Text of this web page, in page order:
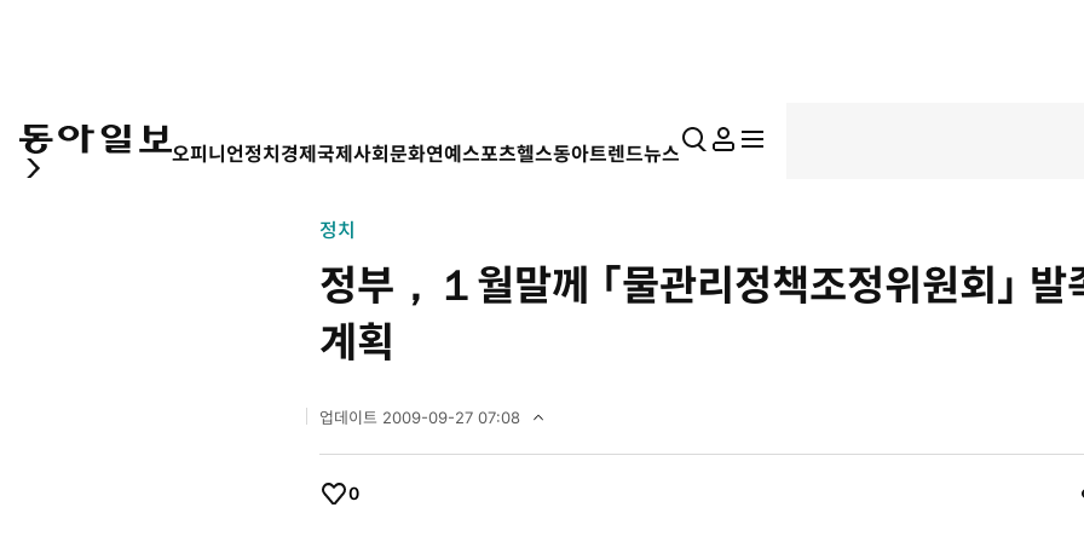
오피니언정치경제국제사회문화연예스포츠헬스동아트렌드뉴스 통 마
지
전
펼
치
정치
정부，１월말께 「물관리정책조정위원회」 발
계획
업데이트 2009-09-27 07:08
0
0